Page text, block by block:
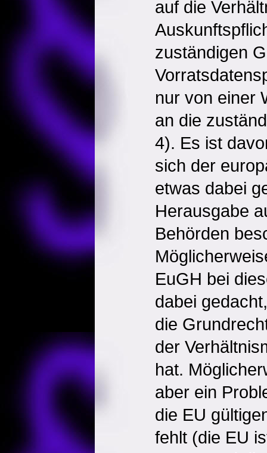
auf die
zuständigen
nur von einer
an die
4). Es ist
sich der
etwas dabei
Herausgabe
Behörden
EuGH bei
dabei
die
der
hat.
aber ein
die EU
fehlt (die EU